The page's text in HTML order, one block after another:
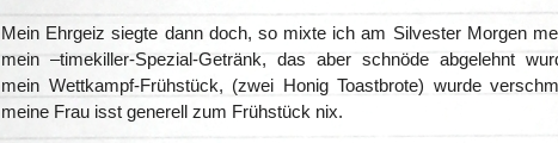
Mein Ehrgeiz siegte dann doch, so mixte ich am Silvester Morgen
mein –timekiller-Spezial-Getränk, das aber schnöde abgelehnt
mein Wettkampf-Frühstück, (zwei Honig Toastbrote) wurde
meine Frau isst generell zum Frühstück nix.